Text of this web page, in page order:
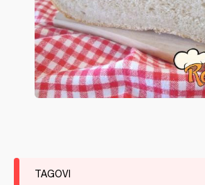
TAGOVI